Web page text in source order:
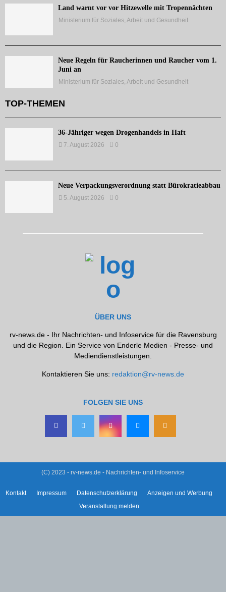
Land warnt vor vor Hitzewelle mit Tropennächten
Ministerium für Soziales, Arbeit und Gesundheit
Neue Regeln für Raucherinnen und Raucher vom 1.
Juni an
Ministerium für Soziales, Arbeit und Gesundheit
TOP-THEMEN
36-Jähriger wegen Drogenhandels in Haft
7. August 2026 0
Neue Verpackungsverordnung statt Bürokratieabbau
5. August 2026 0
ÜBER UNS
rv-news.de - Ihr Nachrichten- und Infoservice für die Ravensburg
und die Region. Ein Service von Enderle Medien - Presse- und
Mediendienstleistungen.
Kontaktieren Sie uns: redaktion@rv-news.de
FOLGEN SIE UNS
(C) 2023 - rv-news.de - Nachrichten- und Infoservice
Kontakt Impressum Datenschutzerklärung
Anzeigen und Werbung
Veranstaltung melden